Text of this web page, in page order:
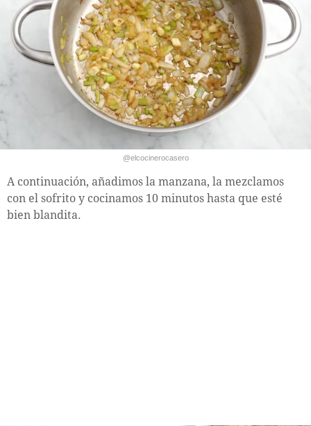
@elcocinerocasero
A continuación, añadimos la manzana, la mezclamos
con el sofrito y cocinamos 10 minutos hasta que esté
bien blandita.